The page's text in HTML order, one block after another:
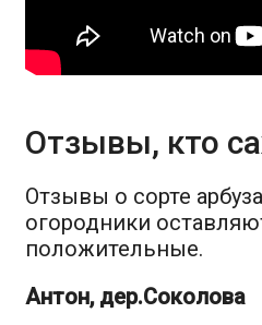
Отзывы, кто
Отзывы о сорте арбуза
огородники
положительные.
Антон, дер.Соколова